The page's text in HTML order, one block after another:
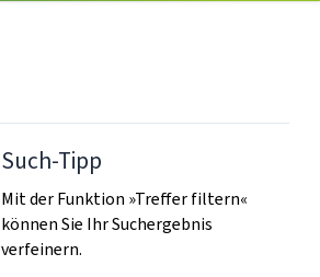
Such-Tipp
Mit der Funktion »Treffer filtern«
können Sie Ihr Suchergebnis
verfeinern.